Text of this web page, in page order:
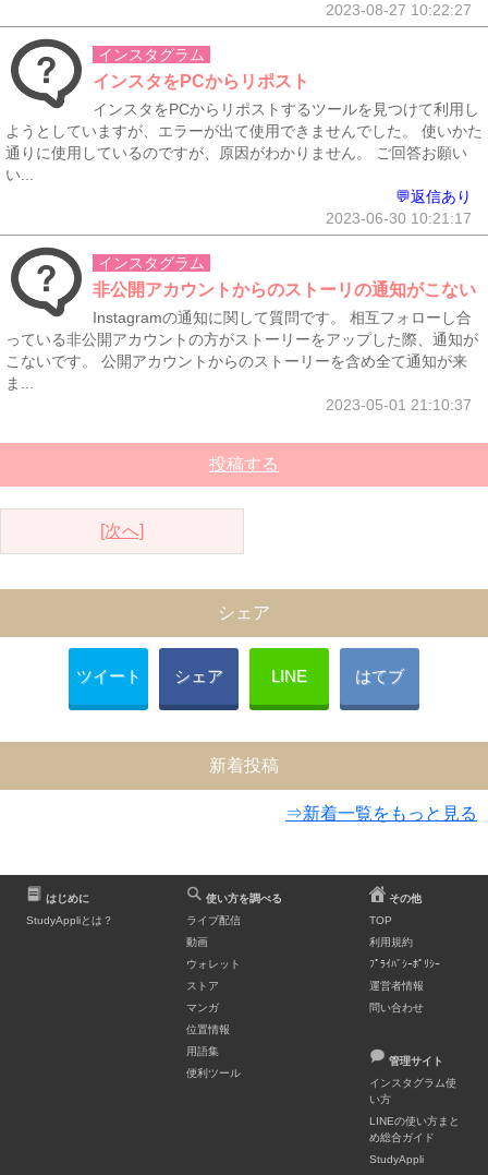
2023-08-27 10:22:27
インスタグラム
インスタをPCからリポスト
インスタをPCからリポストするツールを見つけて利用し
ようとしていますが、エラーが出て使用できませんでした。 使いかた
通りに使用しているのですが、原因がわかりません。 ご回答お願い
い...
💬返信あり
2023-06-30 10:21:17
インスタグラム
非公開アカウントからのストーリの通知がこない
Instagramの通知に関して質問です。 相互フォローし合
っている非公開アカウントの方がストーリーをアップした際、通知が
こないです。 公開アカウントからのストーリーを含め全て通知が来
ま...
2023-05-01 21:10:37
投稿する
[次へ]
シェア
ツイート シェア LINE はてブ
新着投稿
⇒新着一覧をもっと見る
はじめに
StudyAppliとは？
使い方を調べる
ライブ配信
動画
ウォレット
ストア
マンガ
位置情報
用語集
便利ツール
その他
TOP
利用規約
ﾌﾟﾗｲﾊﾞｼｰﾎﾟﾘｼｰ
運営者情報
問い合わせ
管理サイト
インスタグラム使
い方
LINEの使い方まと
め総合ガイド
StudyAppli